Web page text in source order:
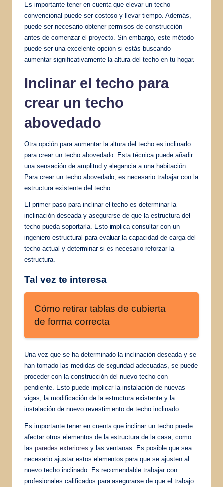
Es importante tener en cuenta que elevar un techo
convencional puede ser costoso y llevar tiempo. Además,
puede ser necesario obtener permisos de construcción
antes de comenzar el proyecto. Sin embargo, este método
puede ser una excelente opción si estás buscando
aumentar significativamente la altura del techo en tu hogar.
Inclinar el techo para
crear un techo
abovedado
Otra opción para aumentar la altura del techo es inclinarlo
para crear un techo abovedado. Esta técnica puede añadir
una sensación de amplitud y elegancia a una habitación.
Para crear un techo abovedado, es necesario trabajar con la
estructura existente del techo.
El primer paso para inclinar el techo es determinar la
inclinación deseada y asegurarse de que la estructura del
techo pueda soportarla. Esto implica consultar con un
ingeniero estructural para evaluar la capacidad de carga del
techo actual y determinar si es necesario reforzar la
estructura.
Tal vez te interesa
Cómo retirar tablas de cubierta
de forma correcta
Una vez que se ha determinado la inclinación deseada y se
han tomado las medidas de seguridad adecuadas, se puede
proceder con la construcción del nuevo techo con
pendiente. Esto puede implicar la instalación de nuevas
vigas, la modificación de la estructura existente y la
instalación de nuevo revestimiento de techo inclinado.
Es importante tener en cuenta que inclinar un techo puede
afectar otros elementos de la estructura de la casa, como
las paredes exteriores y las ventanas. Es posible que sea
necesario ajustar estos elementos para que se ajusten al
nuevo techo inclinado. Es recomendable trabajar con
profesionales calificados para asegurarse de que el trabajo